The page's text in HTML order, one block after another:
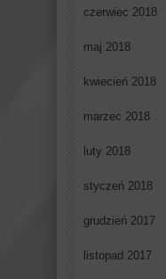
czerwiec 2018
maj 2018
kwiecień 2018
marzec 2018
luty 2018
styczeń 2018
grudzień 2017
listopad 2017